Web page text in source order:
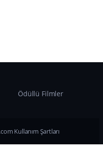
Ödüllü Filmler
Kullanım Şartları